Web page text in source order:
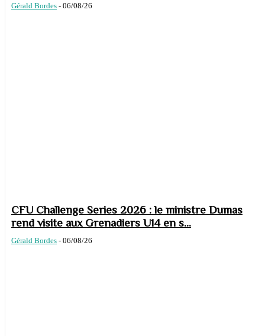
Gérald Bordes - 06/08/26
CFU Challenge Series 2026 : le ministre Dumas
rend visite aux Grenadiers U14 en s...
Gérald Bordes - 06/08/26